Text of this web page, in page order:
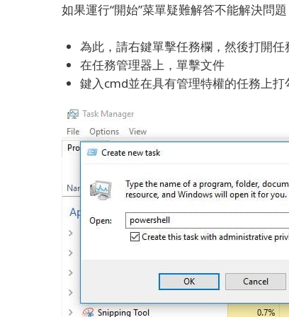
如果運行“開始”菜單疑難解答不能解決問
為此，請右鍵單擊任務欄，然後打開任
在任務管理器上，單擊文件
鍵入cmd並在具有管理特權的任務上打